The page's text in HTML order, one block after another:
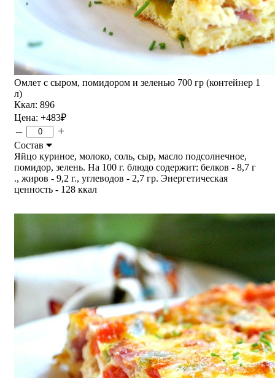
Омлет с сыром, помидором и зеленью 700 гр (контейнер 1
л)
Ккал: 896
Цена: +483₽
– +
Состав
Яйцо куриное, молоко, соль, сыр, масло подсолнечное,
помидор, зелень. На 100 г. блюдо содержит: белков - 8,7 г
., жиров - 9,2 г., углеводов - 2,7 гр. Энергетическая
ценность - 128 ккал